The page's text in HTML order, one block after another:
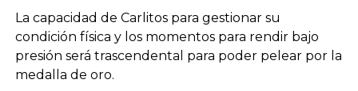
La capacidad de Carlitos para gestionar su
condición física y los momentos para rendir bajo
presión será trascendental para poder pelear por la
medalla de oro.